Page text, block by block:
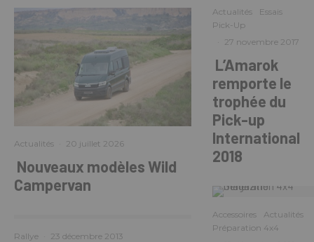
Actualités 20 juillet 2026
Nouveaux modèles Wild
Campervan
Rallye 23 décembre 2013
Actualités
Essais
Pick-Up
27 novembre 2017
L’Amarok
remporte le
trophée du
Pick-up
International
2018
Accessoires
Actualités
Préparation 4x4